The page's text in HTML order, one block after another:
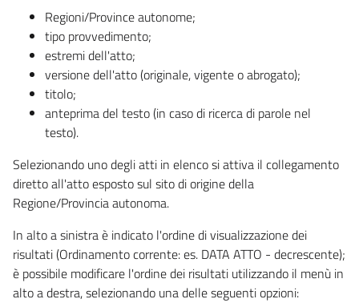
Regioni/Province autonome;
tipo provvedimento;
estremi dell'atto;
versione dell'atto (originale, vigente o abrogato);
titolo;
anteprima del testo (in caso di ricerca di parole nel
testo).
Selezionando uno degli atti in elenco si attiva il collegamento
diretto all'atto esposto sul sito di origine della
Regione/Provincia autonoma.
In alto a sinistra è indicato l'ordine di visualizzazione dei
risultati (Ordinamento corrente: es. DATA ATTO - decrescente);
è possibile modificare l'ordine dei risultati utilizzando il menù in
alto a destra, selezionando una delle seguenti opzioni: